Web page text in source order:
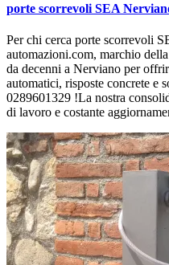
porte scorrevoli SEA
Per chi cerca porte scorrevoli
automazioni.com, marchio
da decenni a Nerviano per
automatici, risposte concrete e
0289601329 !La nostra
di lavoro e costante